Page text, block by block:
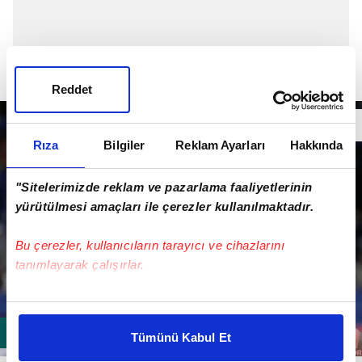
Rıza Bilgiler Reklam Ayarları Hakkında
"Sitelerimizde reklam ve pazarlama faaliyetlerinin
yürütülmesi amaçları ile çerezler kullanılmaktadır.
Bu çerezler, kullanıcıların tarayıcı ve cihazlarını
tanımlayarak çalışırlar.
Bu çerezlere izin vermeniz halinde sizlere özel
daha iyi reklam deneyimi yaşatabiliriz. Bunu yaparken
Tümünü Kabul Et
Reddet